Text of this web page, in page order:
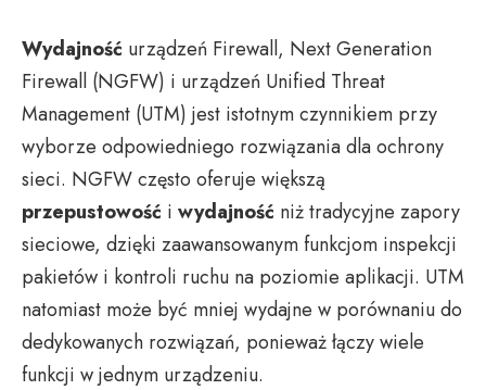
Wydajność urządzeń Firewall, Next Generation
Firewall (NGFW) i urządzeń Unified Threat
Management (UTM) jest istotnym czynnikiem przy
wyborze odpowiedniego rozwiązania dla ochrony
sieci. NGFW często oferuje większą
przepustowość i wydajność niż tradycyjne zapory
sieciowe, dzięki zaawansowanym funkcjom inspekcji
pakietów i kontroli ruchu na poziomie aplikacji. UTM
natomiast może być mniej wydajne w porównaniu do
dedykowanych rozwiązań, ponieważ łączy wiele
funkcji w jednym urządzeniu.